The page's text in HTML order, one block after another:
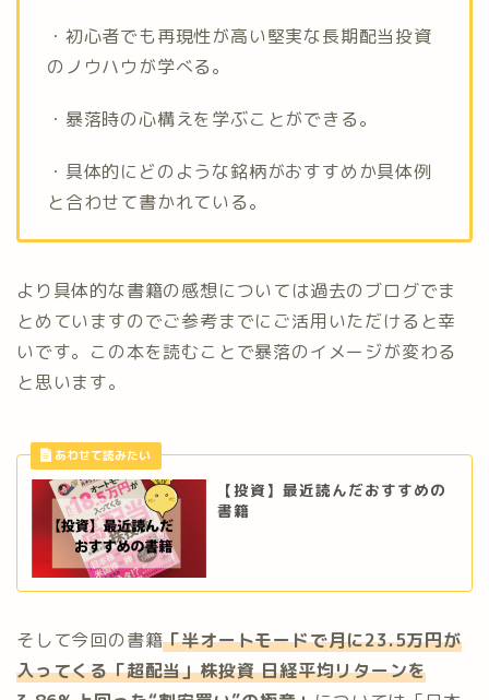
・初心者でも再現性が高い堅実な長期配当投資
のノウハウが学べる。
・暴落時の心構えを学ぶことができる。
・具体的にどのような銘柄がおすすめか具体例
と合わせて書かれている。
より具体的な書籍の感想については過去のブログでま
とめていますのでご参考までにご活用いただけると幸
いです。この本を読むことで暴落のイメージが変わる
と思います。
【投資】最近読んだおすすめの
書籍
そして今回の書籍「半オートモードで月に23.5万円が
入ってくる「超配当」株投資 日経平均リターンを